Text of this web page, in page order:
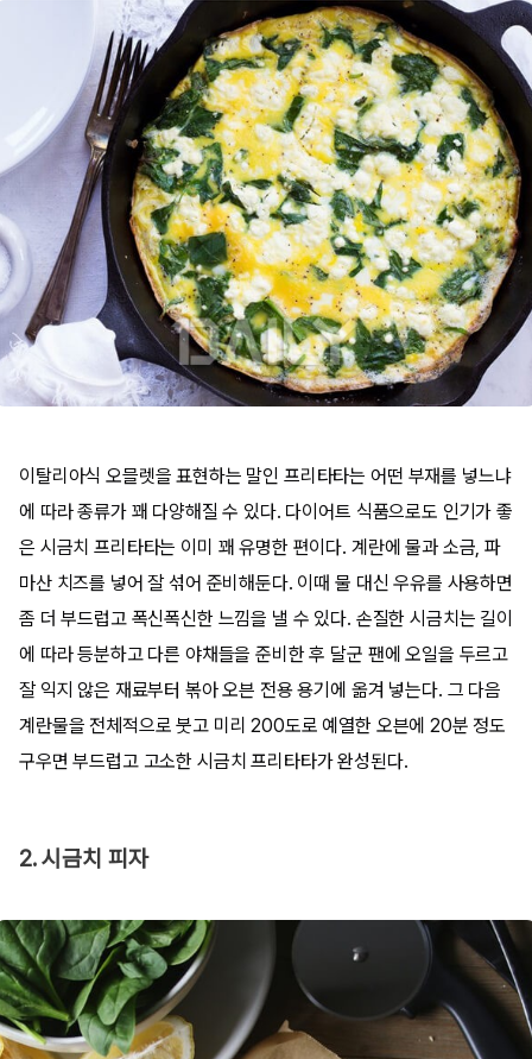
이탈리아식 오믈렛을 표현하는 말인 프리타타는 어떤 부재를 넣느냐
에 따라 종류가 꽤 다양해질 수 있다. 다이어트 식품으로도 인기가 좋
은 시금치 프리타타는 이미 꽤 유명한 편이다. 계란에 물과 소금, 파
마산 치즈를 넣어 잘 섞어 준비해둔다. 이때 물 대신 우유를 사용하면
좀 더 부드럽고 폭신폭신한 느낌을 낼 수 있다. 손질한 시금치는 길이
에 따라 등분하고 다른 야채들을 준비한 후 달군 팬에 오일을 두르고
잘 익지 않은 재료부터 볶아 오븐 전용 용기에 옮겨 넣는다. 그 다음
계란물을 전체적으로 붓고 미리 200도로 예열한 오븐에 20분 정도
구우면 부드럽고 고소한 시금치 프리타타가 완성된다.
2. 시금치 피자